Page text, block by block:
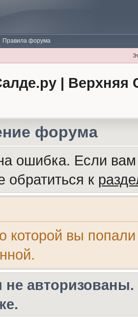
Правила форума
| Верхняя
форума
ошибка. Если
обратиться к
которой вы
авторизованы.